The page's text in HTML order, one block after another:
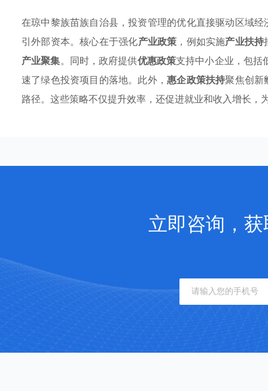
在琼中黎族苗族自治县，投资管理的优化直接驱动区域
引外部资本。核心在于强化产业政策 ，例如实施产业扶持
产业聚集。同时，政府提供优惠政策支持中小企业，包括
速了绿色投资项目的落地。此外，惠企政策扶持聚焦创新
路径。这些策略不仅提升效率，还促进就业和收入增长，
立即咨询，